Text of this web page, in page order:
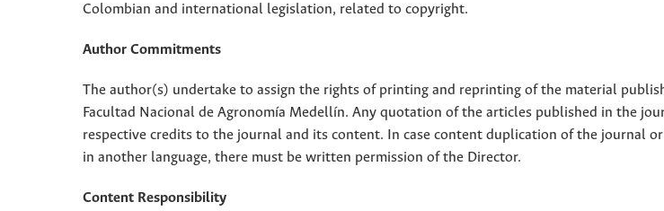
Colombian and international legislation, related to copyright.
Author Commitments
The author(s) undertake to assign the rights of printing and reprinting of the material
Facultad Nacional de Agronomía Medellín. Any quotation of the articles published in the
respective credits to the journal and its content. In case content duplication of the journal
in another language, there must be written permission of the Director.
Content Responsibility